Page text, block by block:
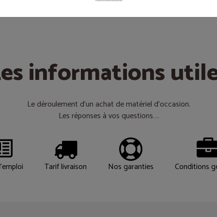
informations
Le déroulement d’un achat de matériel d’occasion.
Les réponses à vos questions….
Tarif livraison Nos garanties Conditions